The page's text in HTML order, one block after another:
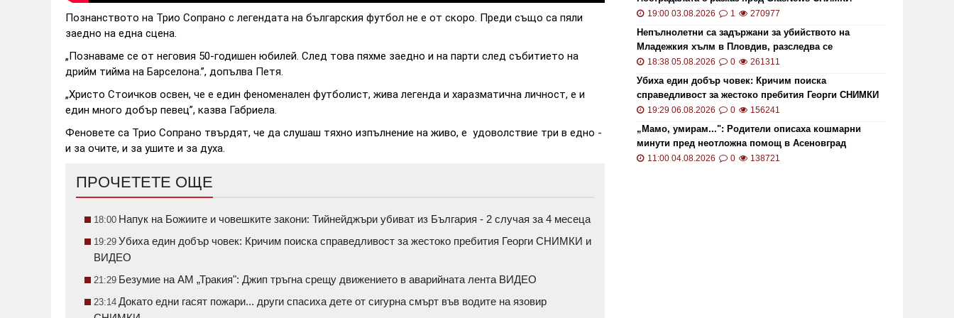
Познанството на Трио Сопрано с легендата на българския футбол не е от скоро. Преди също са пяли
заедно на една сцена.
„Познаваме се от неговия 50-годишен юбилей. След това пяхме заедно и на парти след събитието на
дрийм тийма на Барселона.”, допълва Петя.
„Христо Стоичков освен, че е един феноменален футболист, жива легенда и харазматична личност, е и
един много добър певец”, казва Габриела.
Феновете са Трио Сопрано твърдят, че да слушаш тяхно изпълнение на живо, е удоволствие три в едно -
и за очите, и за ушите и за духа.
ПРОЧЕТЕТЕ ОЩЕ
18:00 Напук на Божиите и човешките закони: Тийнейджъри убиват из България - 2 случая за 4 месеца
19:29 Убиха един добър човек: Кричим поиска справедливост за жестоко пребития Георги СНИМКИ и
ВИДЕО
21:29 Безумие на АМ „Тракия": Джип тръгна срещу движението в аварийната лента ВИДЕО
23:14 Докато едни гасят пожари... други спасиха дете от сигурна смърт във водите на язовир
19:00 03.08.2026 1 270977
Непълнолетни са задържани за убийството на
Младежкия хълм в Пловдив, разследва се
хомофобски мотив
18:38 05.08.2026 0 261311
Убиха един добър човек: Кричим поиска
справедливост за жестоко пребития Георги СНИМКИ
и ВИДЕО
19:29 06.08.2026 0 156241
„Мамо, умирам...": Родители описаха кошмарни
минути пред неотложна помощ в Асеновград
11:00 04.08.2026 0 138721